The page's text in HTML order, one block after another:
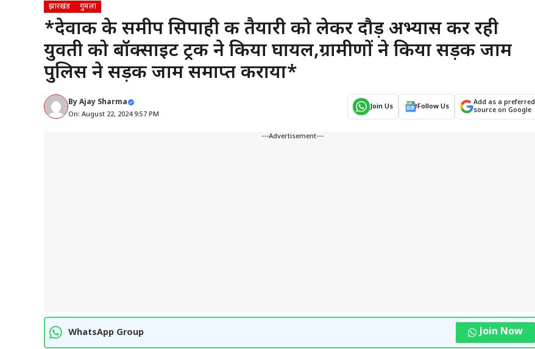
झारखंड गुमला
*देवाकी के समीप सिपाही की तैयारी को लेकर दौड़ अभ्यास कर रही
युवती को बॉक्साइट ट्रक ने किया घायल,ग्रामीणों ने किया सड़क जाम
पुलिस ने सड़क जाम समाप्त कराया*
ByAjay Sharma
On: August 22, 2024 9:57 PM
Join Us Follow Us
Add as a preferred
source on Google
---Advertisement---
WhatsApp Group Join Now